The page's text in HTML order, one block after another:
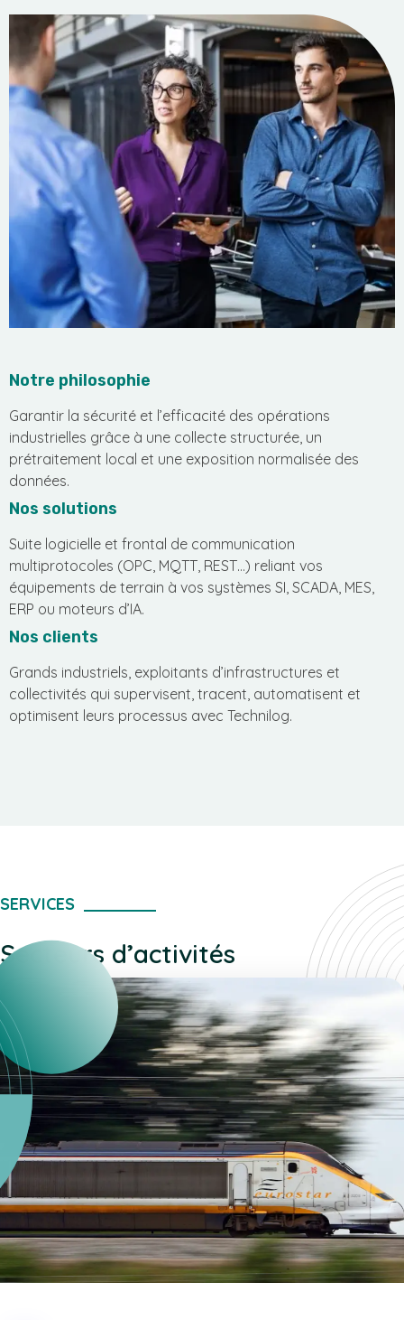
Notre philosophie
Garantir la sécurité et l’efficacité des opérations
industrielles grâce à une collecte structurée, un
prétraitement local et une exposition normalisée des
données.
Nos solutions
Suite logicielle et frontal de communication
multiprotocoles (OPC, MQTT, REST…) reliant vos
équipements de terrain à vos systèmes SI, SCADA, MES,
ERP ou moteurs d’IA.
Nos clients
Grands industriels, exploitants d’infrastructures et
collectivités qui supervisent, tracent, automatisent et
optimisent leurs processus avec Technilog.
SERVICES
Secteurs d’activités